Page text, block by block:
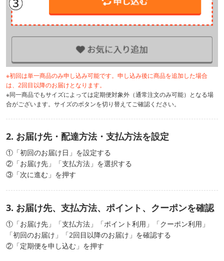
※初回は単一商品のみ申し込み可能です。申し込み後に商品を追加した場合
は、2回目以降のお届けとなります。
※同一商品でもサイズによっては定期便対象外（通常注文のみ可能）となる場
合がございます。サイズのボタンを切り替えてご確認ください。
2. お届け先・配達方法・支払方法を設定
①「初回のお届け日」を設定する
②「お届け先」「支払方法」を選択する
③「次に進む」を押す
3. お届け先、支払方法、ポイント、クーポンを確認
①「お届け先」「支払方法」「ポイント利用」「クーポン利用」
「初回のお届け」「2回目以降のお届け」を確認する
②「定期便を申し込む」を押す